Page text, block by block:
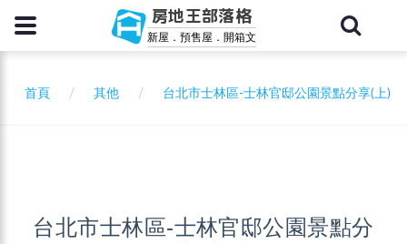
房地王部落格
新屋．預售屋．開箱文
首頁 其他 台北市士林區-士林官邸公園景點分享(上)
台北市士林區-士林官邸公園景點分